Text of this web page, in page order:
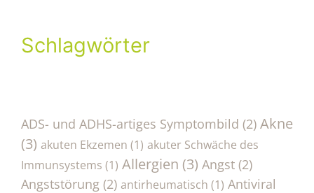
Schlagwörter
ADS- und ADHS-artiges Symptombild (2) Akne
(3) akuten Ekzemen (1) akuter Schwäche des
Immunsystems (1) Allergien (3) Angst (2)
Angststörung (2) antirheumatisch (1) Antiviral